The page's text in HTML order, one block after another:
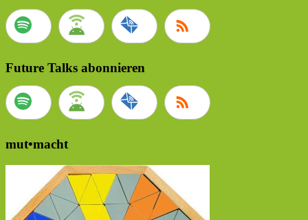
Future Talks abonnieren
mut•macht